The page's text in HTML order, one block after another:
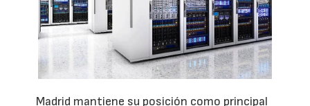
Madrid mantiene su posición como principal